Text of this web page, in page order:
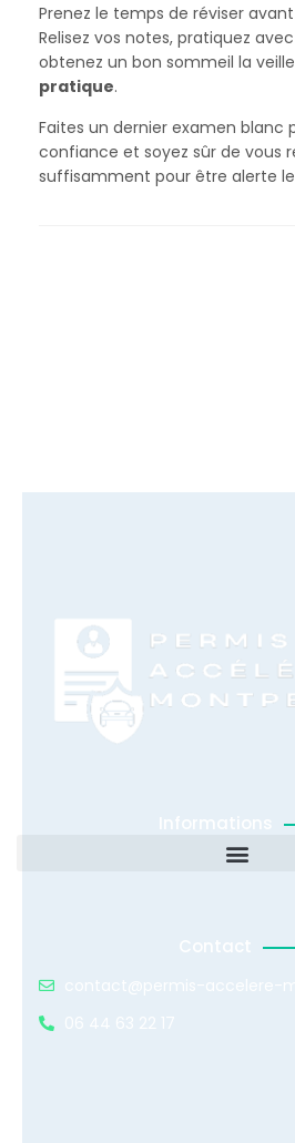
Prenez le temps de réviser
Relisez vos notes, pratiquez
obtenez un bon sommeil la veille
pratique.
Faites un dernier examen blanc
confiance et soyez sûr de vous
suffisamment pour être alerte le
Informations
Contact
contact@permis-accelere-
06 44 63 22 17